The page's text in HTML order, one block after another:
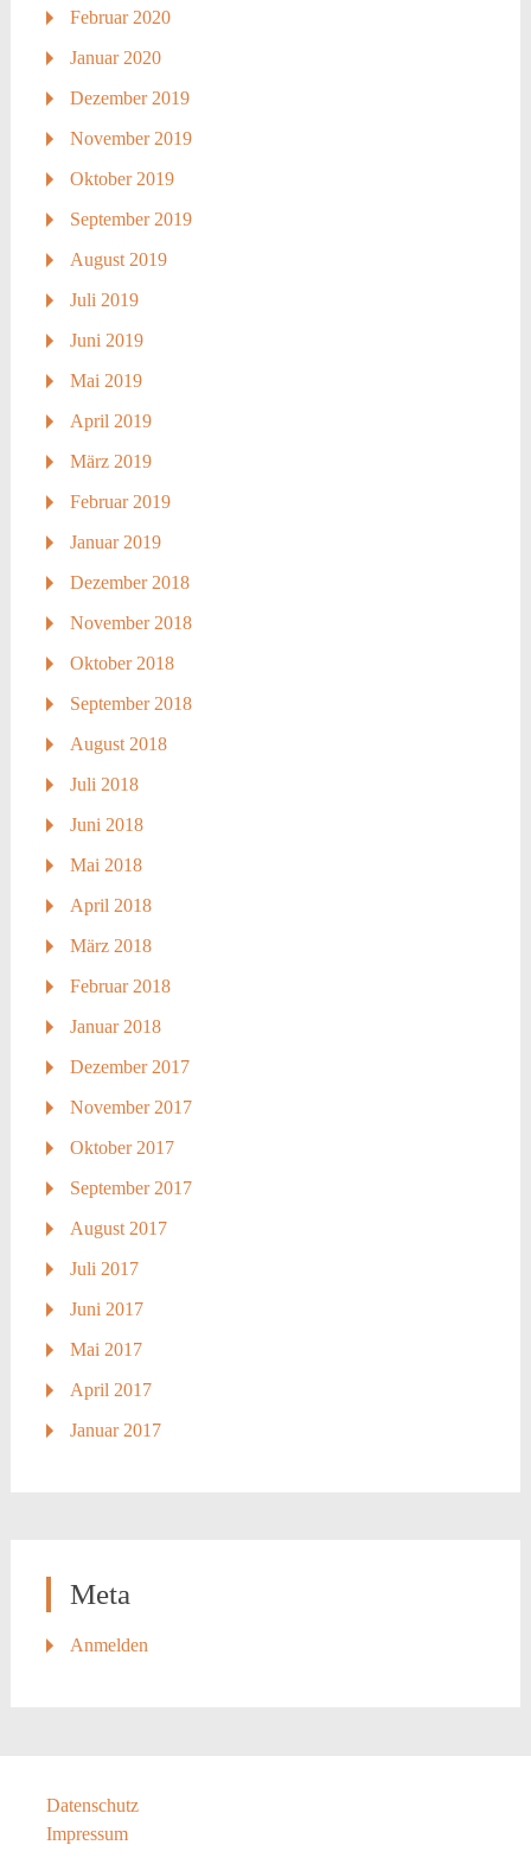
Februar 2020
Januar 2020
Dezember 2019
November 2019
Oktober 2019
September 2019
August 2019
Juli 2019
Juni 2019
Mai 2019
April 2019
März 2019
Februar 2019
Januar 2019
Dezember 2018
November 2018
Oktober 2018
September 2018
August 2018
Juli 2018
Juni 2018
Mai 2018
April 2018
März 2018
Februar 2018
Januar 2018
Dezember 2017
November 2017
Oktober 2017
September 2017
August 2017
Juli 2017
Juni 2017
Mai 2017
April 2017
Januar 2017
Meta
Anmelden
Datenschutz
Impressum